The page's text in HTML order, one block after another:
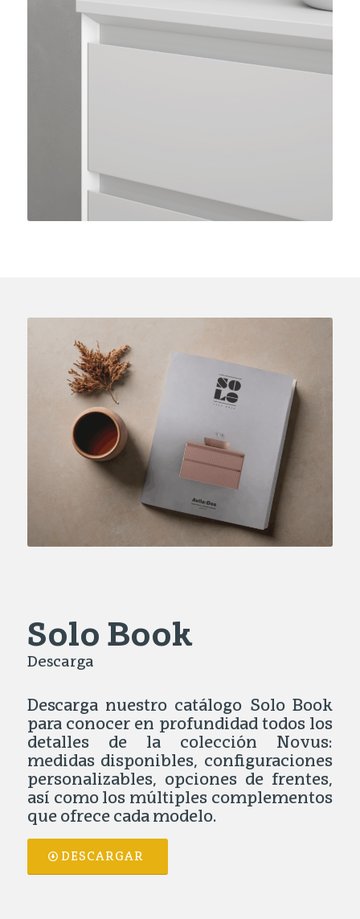
Solo Book
Descarga
Descarga nuestro catálogo Solo Book
para conocer en profundidad todos los
detalles de la colección Novus:
medidas disponibles, configuraciones
personalizables, opciones de frentes,
así como los múltiples complementos
que ofrece cada modelo.
DESCARGAR